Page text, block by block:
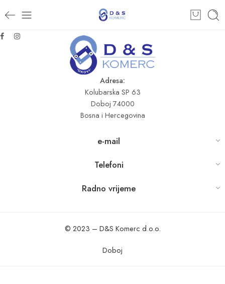
Adresa:
Kolubarska SP 63
Doboj 74000
Bosna i Hercegovina
e-mail
Telefoni
Radno vrijeme
© 2023 – D&S Komerc d.o.o.
Doboj